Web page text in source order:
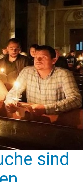
sind